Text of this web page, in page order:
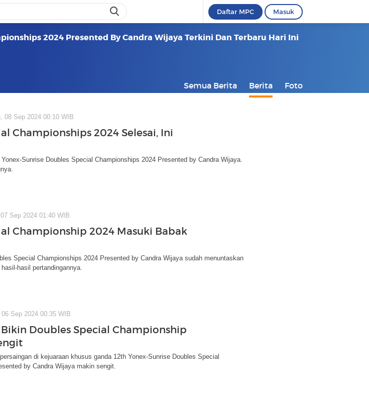
Daftar MPC Masuk
2024 Presented By Candra Wijaya Terkini Dan Terbaru Hari Ini
Semua Berita Berita Foto
08 Sep 2024 00:10 WIB
Championships 2024 Selesai, Ini
Sunrise Doubles Special Championships 2024 Presented by Candra Wijaya.
Sep 2024 01:40 WIB
Championship 2024 Masuki Babak
Special Championships 2024 Presented by Candra Wijaya sudah menuntaskan
hasil pertandingannya.
Sep 2024 00:35 WIB
Doubles Special Championship
di kejuaraan khusus ganda 12th Yonex-Sunrise Doubles Special
by Candra Wijaya makin sengit.